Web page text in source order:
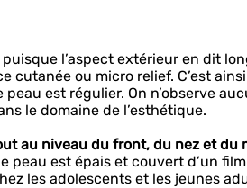
l’aspect extérieur en dit
ou micro relief. C’est
peau est régulier. On n’observe
le domaine de l’esthétique.
au niveau du front, du nez et du
peau est épais et couvert d’un
les adolescents et les jeunes